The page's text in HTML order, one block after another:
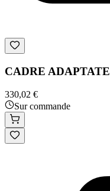
CADRE
330,02 €
Sur commande